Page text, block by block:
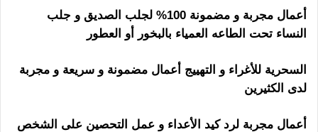
أعمال مجربة و مضمونة 100% لجلب الصديق و جلب
النساء تحت الطاعه العمياء بالبخور أو العطور
السحرية للأغراء و التهييج أعمال مضمونة و سريعة و مجربة
لدى الكثيرين
أعمال مجربة لرد كيد الأعداء و عمل التحصين على الشخص